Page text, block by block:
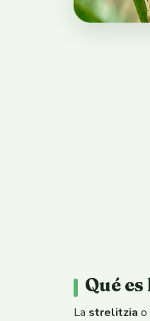
Qué
La strelitzia o